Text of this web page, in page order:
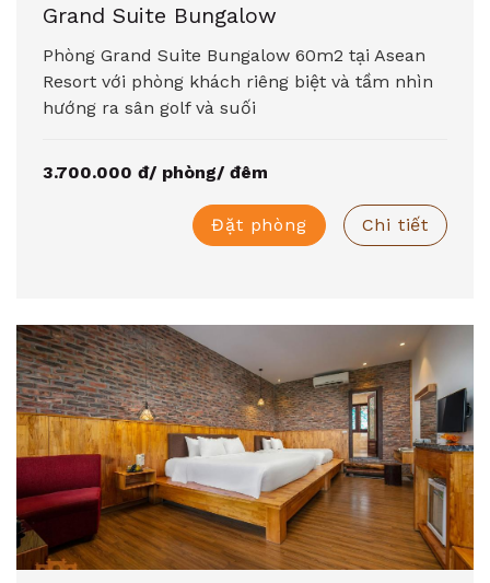
Grand Suite Bungalow
Phòng Grand Suite Bungalow 60m2 tại Asean
Resort với phòng khách riêng biệt và tầm nhìn
hướng ra sân golf và suối
3.700.000 đ/ phòng/ đêm
Đặt phòng Chi tiết